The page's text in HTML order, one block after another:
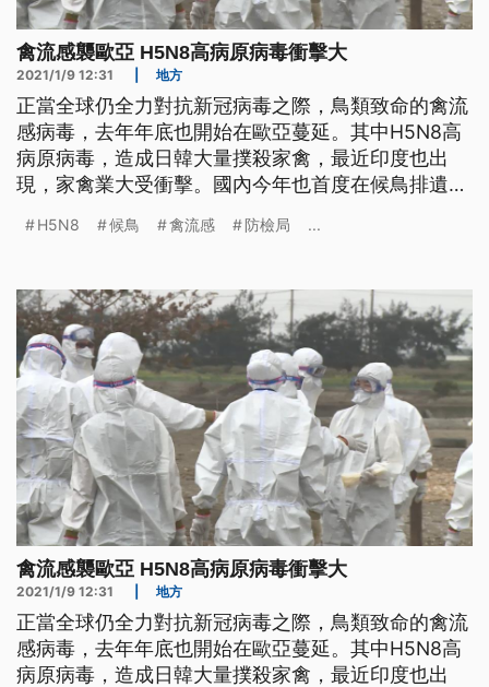
禽流感襲歐亞 H5N8高病原病毒衝擊大
2021/1/9 12:31 地方
正當全球仍全力對抗新冠病毒之際，鳥類致命的禽流
感病毒，去年年底也開始在歐亞蔓延。其中H5N8高
病原病毒，造成日韓大量撲殺家禽，最近印度也出
現，家禽業大受衝擊。國內今年也首度在候鳥排遺中
演2015年鵝大量感染死亡的災情。 防疫人員身穿防
在印度北部的達蘭薩拉省，光一天就發現約1800隻
候鳥，懷疑是感染禽流
H5N8 候鳥 禽流感 防檢局 ...
禽流感襲歐亞 H5N8高病原病毒衝擊大
2021/1/9 12:31 地方
正當全球仍全力對抗新冠病毒之際，鳥類致命的禽流
感病毒，去年年底也開始在歐亞蔓延。其中H5N8高
病原病毒，造成日韓大量撲殺家禽，最近印度也出